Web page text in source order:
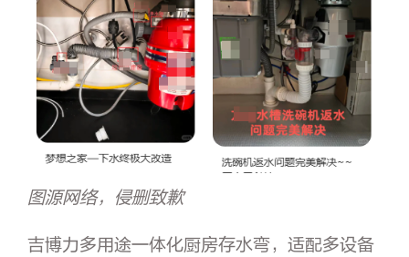
图源网络，侵删致歉
吉博力多用途一体化厨房存水弯，适配多设备